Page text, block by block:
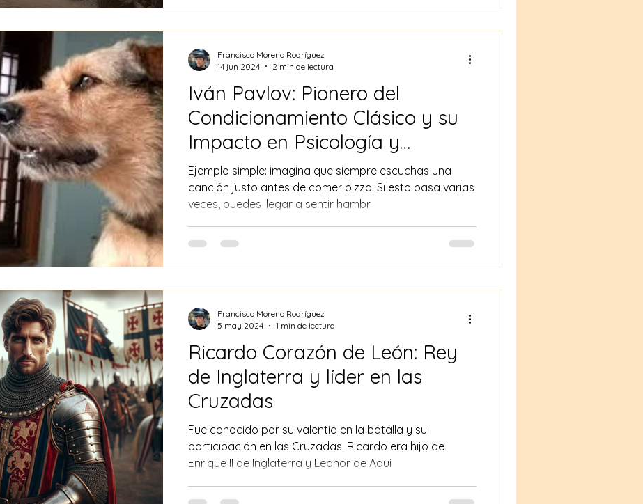
Iván Pavlov: Pionero del
Condicionamiento Clásico y su
Impacto en Psicología y
Fisiología
Ejemplo simple: imagina que siempre escuchas una
canción justo antes de comer pizza. Si esto pasa varias
veces, puedes llegar a sentir hambr
Francisco Moreno Rodríguez
14 jun 2024
2 min de lectura
Ricardo Corazón de León: Rey
de Inglaterra y líder en las
Cruzadas
Fue conocido por su valentía en la batalla y su
participación en las Cruzadas. Ricardo era hijo de
Enrique II de Inglaterra y Leonor de Aqui
Francisco Moreno Rodríguez
5 may 2024
1 min de lectura